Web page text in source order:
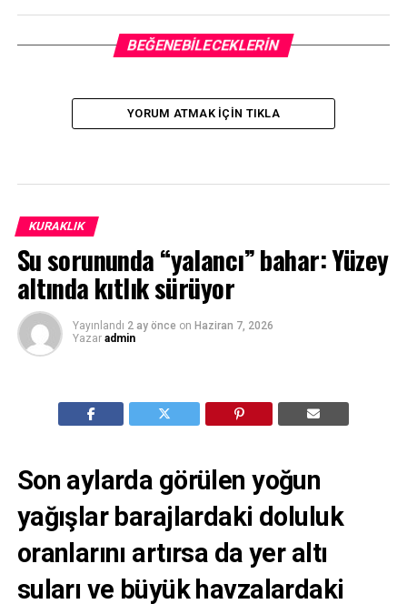
BEĞENEBILECEKLERIN
YORUM ATMAK IÇIN TIKLA
KURAKLIK
Su sorununda “yalancı” bahar: Yüzey
altında kıtlık sürüyor
Yayınlandı 2 ay önce on Haziran 7, 2026
Yazar admin
Son aylarda görülen yoğun
yağışlar barajlardaki doluluk
oranlarını artırsa da yer altı
suları ve büyük havzalardaki